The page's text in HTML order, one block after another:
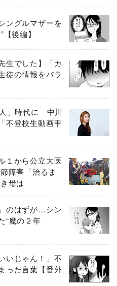
ングルマザーを
後編】
生でした】「カ
徒の情報をバラ
」時代に 中川
不登校生動画甲
１から公立大医
障害「治るま
母は
のはずが…シン
“魔の２年
いじゃん！」不
った言葉【番外